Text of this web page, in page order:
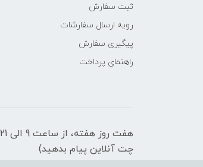
ثبت سفارش
رویه ارسال سفارشات
پیگیری سفارش
راهنمای پرداخت
چت آنلاین پیام بدهید)